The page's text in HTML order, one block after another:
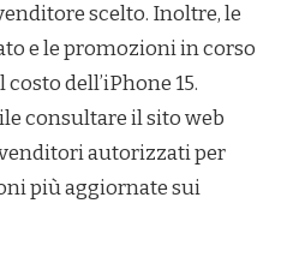
scelto. Inoltre, le
e le promozioni in corso
dell’iPhone 15.
consultare il sito web
autorizzati per
più aggiornate sui